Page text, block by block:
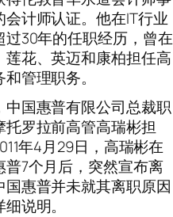
会计师认证。他在IT行业
过30年的任职经历，曾在
莲花、英迈和康柏担任高
管理职务。
中国惠普有限公司总裁职
托罗拉前高管高瑞彬担
年4月29日，高瑞彬在
普7个月后，突然宣布离
国惠普并未就其离职原因
说明。